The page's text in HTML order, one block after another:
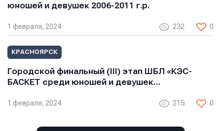
юношей и девушек 2006-2011 г.р.
1 февраля, 2024 232 0
КРАСНОЯРСК
Городской финальный (III) этап ШБЛ «КЭС-
БАСКЕТ среди юношей и девушек…
1 февраля, 2024 215 0